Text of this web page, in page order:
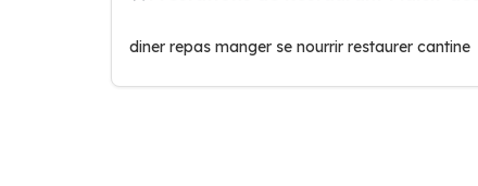
diner repas manger se nourrir restaurer cantine